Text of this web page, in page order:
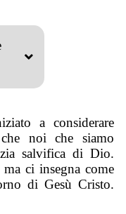
a considerare
noi che siamo
salvifica di Dio.
ci insegna come
di Gesù Cristo.